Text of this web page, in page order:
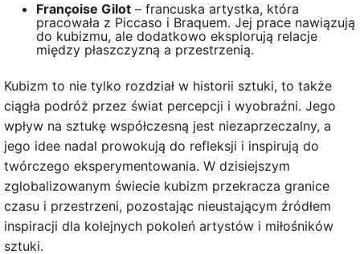
Françoise Gilot – francuska artystka, która
pracowała z Piccaso i Braquem. Jej prace nawiązują
do kubizmu, ale dodatkowo eksplorują relacje
między płaszczyzną a przestrzenią.
Kubizm to nie tylko rozdział w historii sztuki, to także
ciągła podróż przez świat percepcji i wyobraźni. Jego
wpływ na sztukę współczesną jest niezaprzeczalny, a
jego idee nadal prowokują do refleksji i inspirują do
twórczego eksperymentowania. W dzisiejszym
zglobalizowanym świecie kubizm przekracza granice
czasu i przestrzeni, pozostając nieustającym źródłem
inspiracji dla kolejnych pokoleń artystów i miłośników
sztuki.